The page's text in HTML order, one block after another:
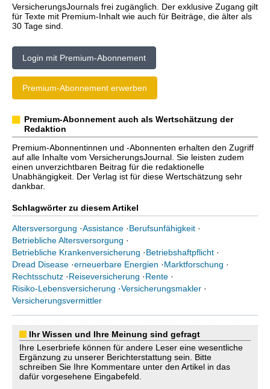
VersicherungsJournals frei zugänglich. Der exklusive Zugang gilt
für Texte mit Premium-Inhalt wie auch für Beiträge, die älter als
30 Tage sind.
Login mit Premium-Abonnement
Premium-Abonnement erwerben
Premium-Abonnement auch als Wertschätzung der
Redaktion
Premium-Abonnentinnen und -Abonnenten erhalten den Zugriff
auf alle Inhalte vom VersicherungsJournal. Sie leisten zudem
einen unverzichtbaren Beitrag für die redaktionelle
Unabhängigkeit. Der Verlag ist für diese Wertschätzung sehr
dankbar.
Schlagwörter zu diesem Artikel
Altersversorgung ·Assistance ·Berufsunfähigkeit ·
Betriebliche Altersversorgung ·
Betriebliche Krankenversicherung ·Betriebshaftpflicht ·
Dread Disease ·erneuerbare Energien ·Marktforschung ·
Rechtsschutz ·Reiseversicherung ·Rente ·
Risiko-Lebensversicherung ·Versicherungsmakler ·
Versicherungsvermittler
Ihr Wissen und Ihre Meinung sind gefragt
Ihre Leserbriefe können für andere Leser eine wesentliche
Ergänzung zu unserer Berichterstattung sein. Bitte
schreiben Sie Ihre Kommentare unter den Artikel in das
dafür vorgesehene Eingabefeld.